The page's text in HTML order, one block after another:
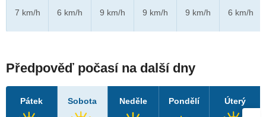
7 km/h
6 km/h
9 km/h
9 km/h
9 km/h
6 km/h
Předpověď počasí na další dny
Pátek Sobota Neděle Pondělí Úterý